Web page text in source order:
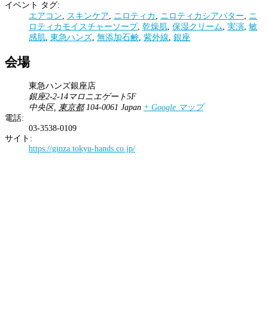
イベント タグ:
エアコン, スキンケア, ニロティカ , ニロティカシアバター, ニ
ロティカモイスチャーソープ, 乾燥肌, 保湿クリーム, 実演, 敏
感肌, 東急ハンズ, 無添加石鹸, 紫外線, 銀座
会場
東急ハンズ銀座店
銀座2-2-14マロニエゲート5F
中央区, 東京都 104-0061 Japan + Google マップ
電話:
03-3538-0109
サイト:
https://ginza.tokyu-hands.co.jp/